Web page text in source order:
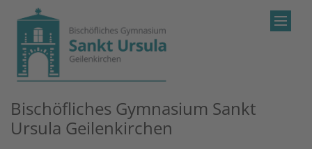
Zum Inhalt springen
Bischöfliches Gymnasium Sankt
Ursula Geilenkirchen